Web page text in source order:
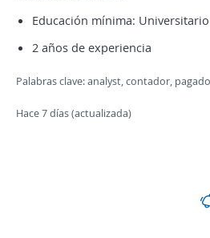
Educación mínima: Universitario
2 años de experiencia
Palabras clave: analyst, contador,
Hace 7 días (actualizada)